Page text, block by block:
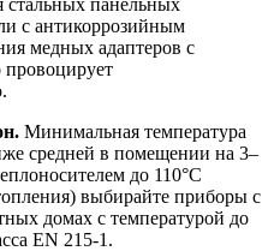
с антикоррозийным
медных адаптеров с
Минимальная температура
средней в помещении на 3–
до 110°C
выбирайте приборы с
домах с температурой до
EN 215-1.